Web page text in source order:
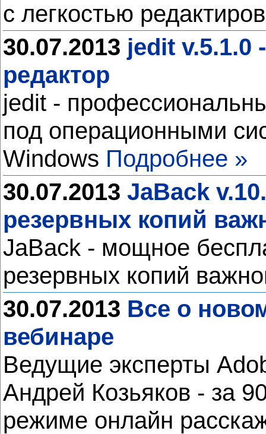
с легкостью
30.07.2013 jedit v.5.1.0
редактор
jedit -
под операционными
Windows Подробнее »
30.07.2013 JaBack
резервных копий
JaBack - мощное
резервных копий
30.07.2013 Все о
вебинаре
Ведущие эксперты
Андрей Козьяков - за
режиме онлайн